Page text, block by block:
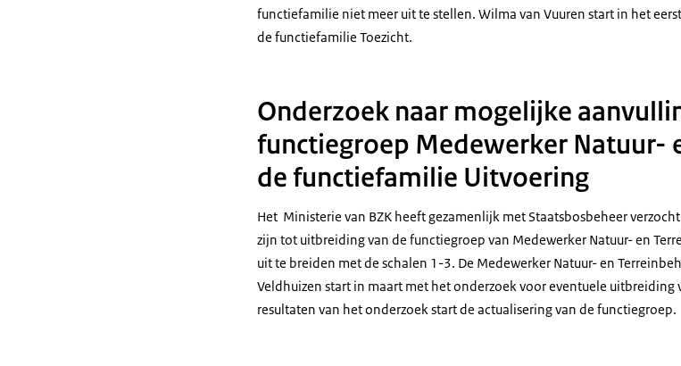
functiefamilie niet meer uit te stellen. Wilma van Vuuren start in het
de functiefamilie Toezicht.
Onderzoek naar mogelijke
functiegroep Medewerker Natuur-
de functiefamilie Uitvoering
Het Ministerie van BZK heeft gezamenlijk met Staatsbosbeheer
zijn tot uitbreiding van de functiegroep van Medewerker Natuur- en
uit te breiden met de schalen 1-3. De Medewerker Natuur- en
Veldhuizen start in maart met het onderzoek voor eventuele uitbreiding
resultaten van het onderzoek start de actualisering van de functiegroep.